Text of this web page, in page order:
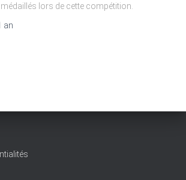
lors de cette compétition.
an